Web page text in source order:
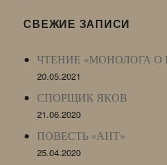
LJ
СВЕЖИЕ ЗАПИСИ
ЧТЕНИЕ «МОНОЛОГА О
20.05.2021
СПОРЩИК ЯКОВ
21.06.2020
ПОВЕСТЬ «АНТ»
25.04.2020